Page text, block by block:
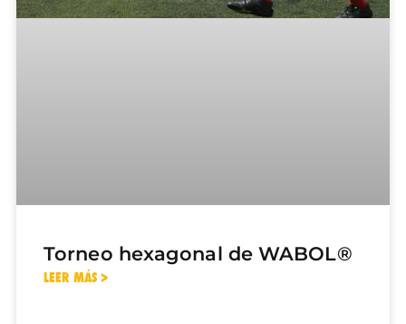
Torneo hexagonal de WABOL®
LEER MÁS >